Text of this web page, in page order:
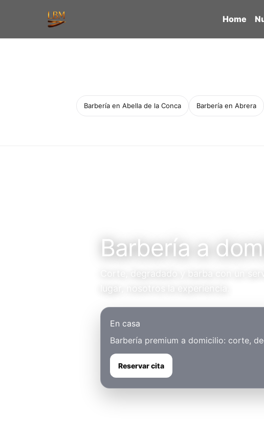
Home
Barbería en Abella de la Conca Barbería en Abrera
Barbería a
Corte, degradado y barba con un
En casa
Barbería premium a domicilio: corte,
Reservar cita